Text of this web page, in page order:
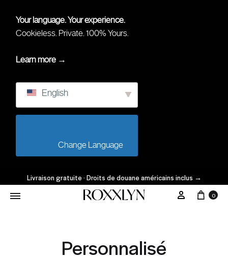
Your language. Your experience.
Cookieless. Private. 100% Yours.
Learn more →
English
Livraison gratuite · Droits de douane américains inclus →
0
Personnalisé